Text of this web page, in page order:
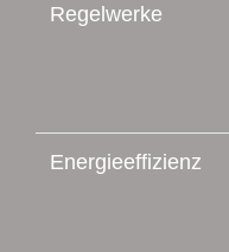
Regelwerke
Energieeffizienz